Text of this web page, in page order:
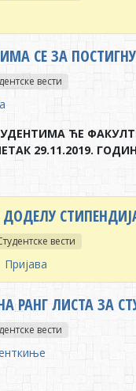
СЕ ЗА
вести
ЋЕ
29.11.2019.
ДОДЕЛУ
вести
Пријава
РАНГ ЛИСТА ЗА
вести